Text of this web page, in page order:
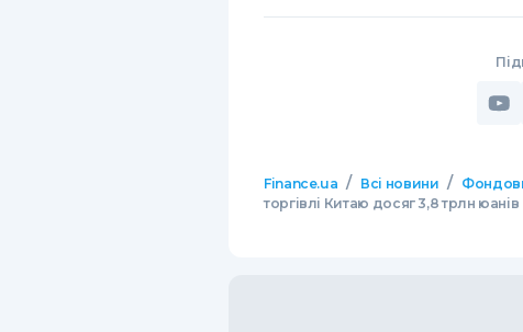
Finance.ua / Всі новини /
торгівлі Китаю досяг 3,8 трлн юанів